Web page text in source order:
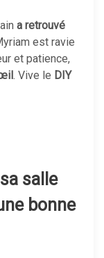
a retrouvé
est ravie
et patience,
. Vive le DIY
salle
bonne